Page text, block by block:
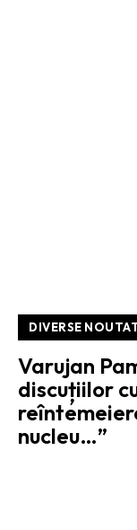
DIVERSE
Varujan
discuțiilor
nucleu…”